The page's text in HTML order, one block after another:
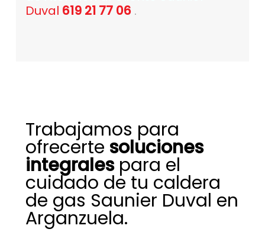
Duval 619 21 77 06 .
Trabajamos para
ofrecerte soluciones
integralespara el
cuidado de tu caldera
de gas Saunier Duval en
Arganzuela.